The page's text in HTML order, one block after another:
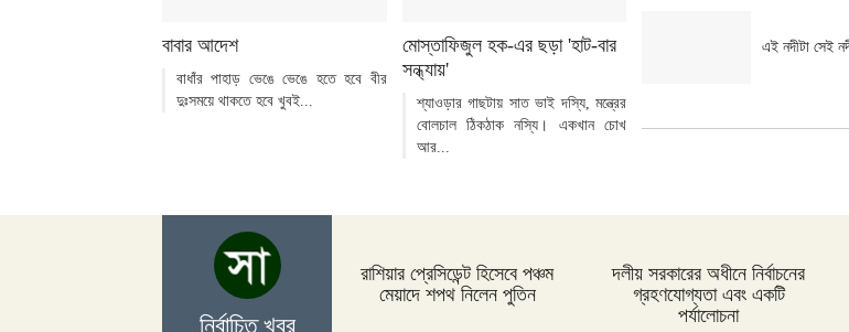
বাবার আদেশ
বাধাঁর পাহাড় ভেঙে ভেঙে হতে হবে বীর
দুঃসময়ে থাকতে হবে খুবই...
মোস্তাফিজুল হক-এর ছড়া 'হাট-বার
সন্ধ্যায়'
শ্যাওড়ার গাছটায় সাত ভাই দস্যি, মন্ত্রের
বোলচাল ঠিকঠাক নস্যি। একখান চোখ
আর...
এই নদীটা সেই
নির্বাচিত খবর
রাশিয়ার প্রেসিডেন্ট হিসেবে পঞ্চম
মেয়াদে শপথ নিলেন পুতিন
দলীয় সরকারের অধীনে নির্বাচনের
গ্রহণযোগ্যতা এবং একটি
পর্যালোচনা